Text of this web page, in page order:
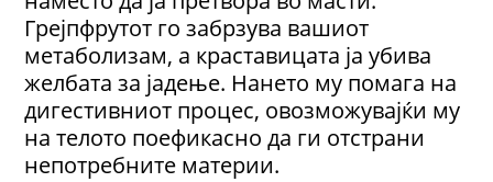
Грејпфрутот го забрзува вашиот
метаболизам, а краставицата ја убива
желбата за јадење. Нането му помага на
дигестивниот процес, овозможувајќи му
на телото поефикасно да ги отстрани
непотребните материи.